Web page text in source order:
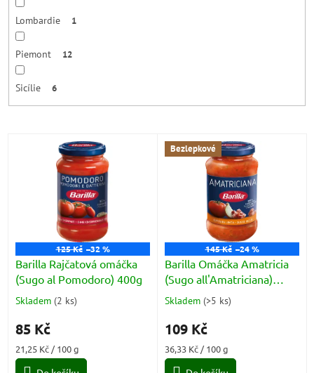
Lombardie 1
Piemont 12
Sicílie 6
125 Kč –32 %
Barilla Rajčatová omáčka
(Sugo al Pomodoro) 400g
Průměrné
produktu
5,0
Skladem (2 ks)
85 Kč
Měrná
cena:
21,25 Kč / 100 g
Bezlepkové
145 Kč –24 %
Barilla Omáčka Amatricia
(Sugo all'Amatriciana)
300g
Průměrné
produktu
5,0
Skladem (>5 ks)
109 Kč
Měrná
cena:
36,33 Kč / 100 g